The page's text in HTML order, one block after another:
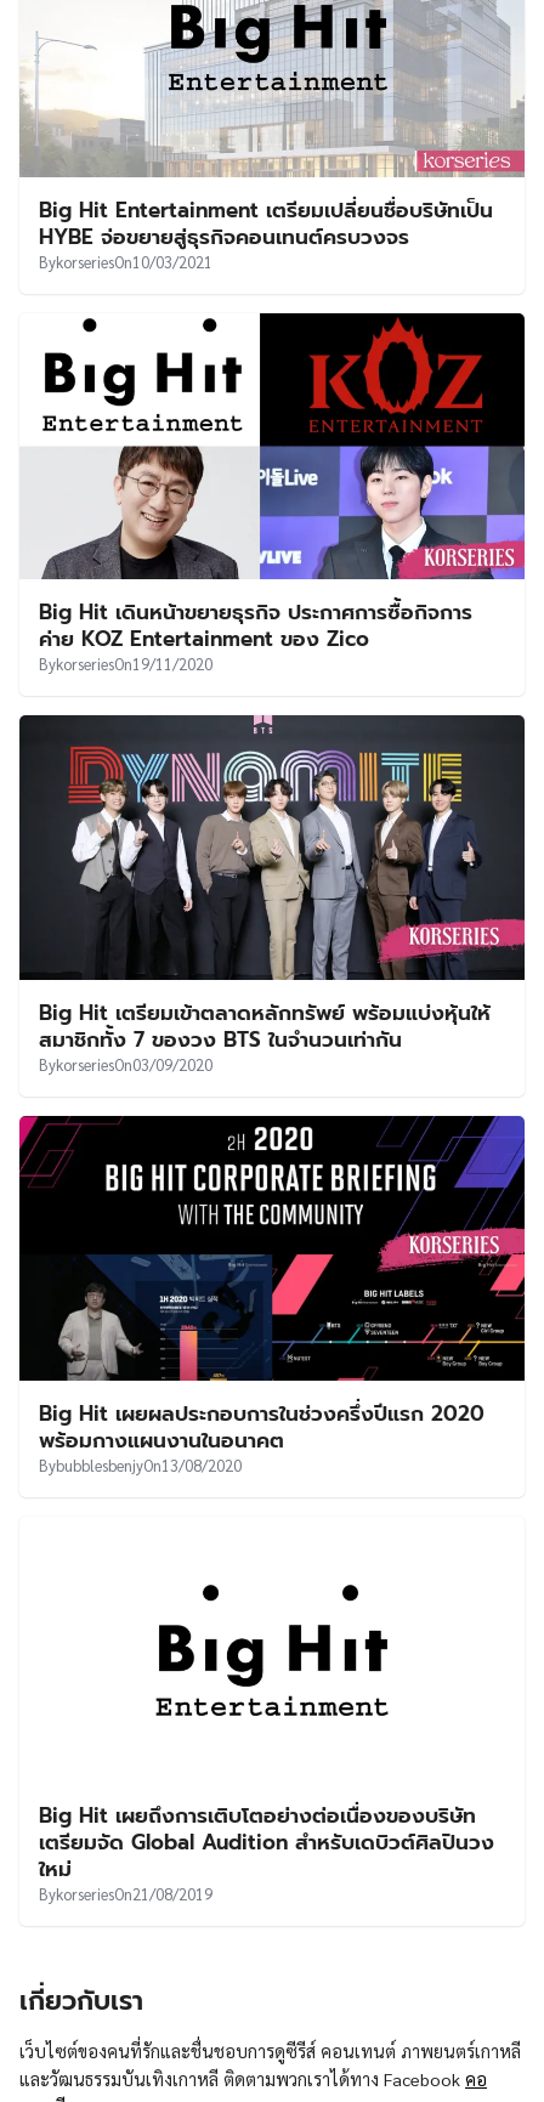
Big Hit Entertainment เตรียมเปลี่ยนชื่อบริษัทเป็น
HYBE จ่อขยายสู่ธุรกิจคอนเทนต์ครบวงจร
BykorseriesOn10/03/2021
Big Hit เดินหน้าขยายธุรกิจ ประกาศการซื้อกิจการ
ค่าย KOZ Entertainment ของ Zico
BykorseriesOn19/11/2020
Big Hit เตรียมเข้าตลาดหลักทรัพย์ พร้อมแบ่งหุ้นให้
สมาชิกทั้ง 7 ของวง BTS ในจำนวนเท่ากัน
BykorseriesOn03/09/2020
Big Hit เผยผลประกอบการในช่วงครึ่งปีแรก 2020
พร้อมกางแผนงานในอนาคต
BybubblesbenjyOn13/08/2020
Big Hit เผยถึงการเติบโตอย่างต่อเนื่องของบริษัท
เตรียมจัด Global Audition สำหรับเดบิวต์ศิลปินวง
ใหม่
BykorseriesOn21/08/2019
เกี่ยวกับเรา
เว็บไซต์ของคนที่รักและชื่นชอบการดูซีรีส์ คอนเทนต์ ภาพยนตร์เกาหลี
และวัฒนธรรมบันเทิงเกาหลี ติดตามพวกเราได้ทาง Facebook คอ